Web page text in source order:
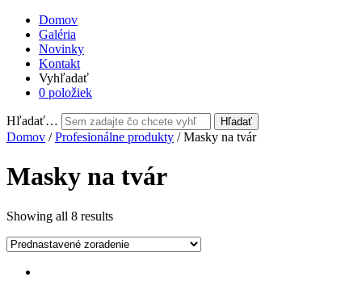
Domov
Galéria
Novinky
Kontakt
Vyhľadať
0 položiek
Hľadať…
Domov /Profesionálne produkty / Masky na tvár
Masky na tvár
Showing all 8 results